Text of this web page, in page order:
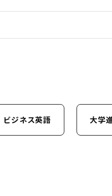
ビジネス英語 大学